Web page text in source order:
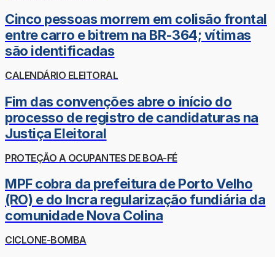
Cinco pessoas morrem em colisão frontal
entre carro e bitrem na BR-364; vítimas
são identificadas
CALENDÁRIO ELEITORAL
Fim das convenções abre o início do
processo de registro de candidaturas na
Justiça Eleitoral
PROTEÇÃO A OCUPANTES DE BOA-FÉ
MPF cobra da prefeitura de Porto Velho
(RO) e do Incra regularização fundiária da
comunidade Nova Colina
CICLONE-BOMBA